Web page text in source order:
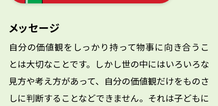
メッセージ
自分の価値観をしっかり持って物事に向き合うこ
とは大切なことです。しかし世の中にはいろいろな
見方や考え方があって、自分の価値観だけをものさ
しに判断することなどできません。それは子どもに